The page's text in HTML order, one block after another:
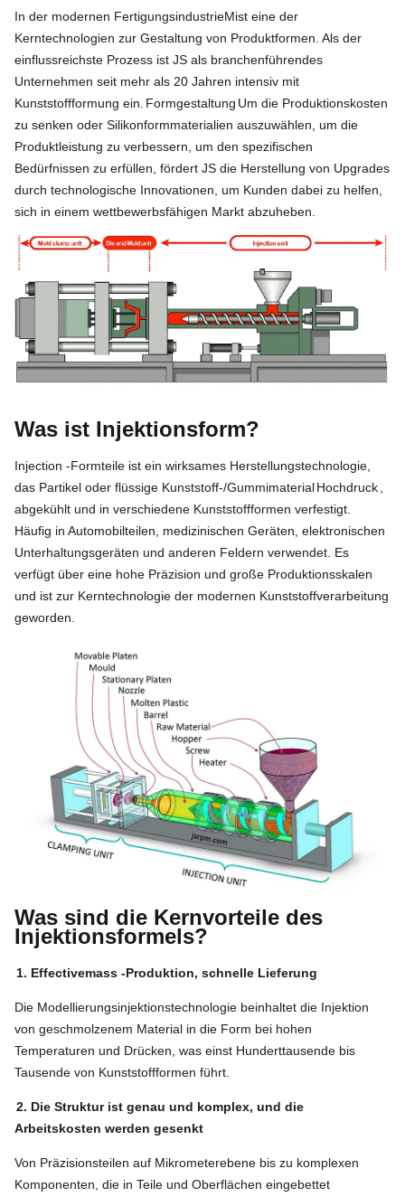
In der modernen FertigungsindustrieMist eine der
Kerntechnologien zur Gestaltung von Produktformen. Als der
einflussreichste Prozess ist JS als branchenführendes
Unternehmen seit mehr als 20 Jahren intensiv mit
Kunststoffformung ein. Formgestaltung Um die Produktionskosten
zu senken oder Silikonformmaterialien auszuwählen, um die
Produktleistung zu verbessern, um den spezifischen
Bedürfnissen zu erfüllen, fördert JS die Herstellung von Upgrades
durch technologische Innovationen, um Kunden dabei zu helfen,
sich in einem wettbewerbsfähigen Markt abzuheben.
Was ist Injektionsform?
Injection -Formteile ist ein wirksames Herstellungstechnologie,
das Partikel oder flüssige Kunststoff-/GummimaterialHochdruck
abgekühlt und in verschiedene Kunststoffformen verfestigt.
Häufig in Automobilteilen, medizinischen Geräten, elektronischen
Unterhaltungsgeräten und anderen Feldern verwendet. Es
verfügt über eine hohe Präzision und große Produktionsskalen
und ist zur Kerntechnologie der modernen Kunststoffverarbeitung
geworden.
Was sind die Kernvorteile des
Injektionsformels?
1. Effectivemass -Produktion, schnelle Lieferung
Die Modellierungsinjektionstechnologie beinhaltet die Injektion
von geschmolzenem Material in die Form bei hohen
Temperaturen und Drücken, was einst Hunderttausende bis
Tausende von Kunststoffformen führt.
2. Die Struktur ist genau und komplex, und die
Arbeitskosten werden gesenkt
Von Präzisionsteilen auf Mikrometerebene bis zu komplexen
Komponenten, die in Teile und Oberflächen eingebettet